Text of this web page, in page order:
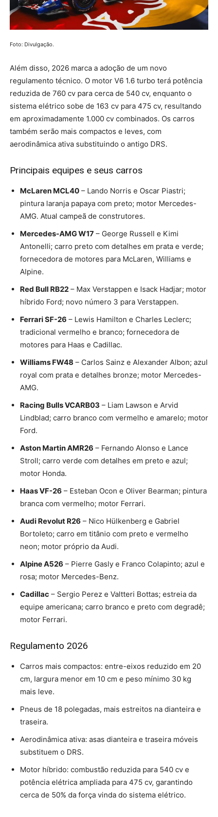
Foto: Divulgação.
Além disso, 2026 marca a adoção de um novo
regulamento técnico. O motor V6 1.6 turbo terá potência
reduzida de 760 cv para cerca de 540 cv, enquanto o
sistema elétrico sobe de 163 cv para 475 cv, resultando
em aproximadamente 1.000 cv combinados. Os carros
também serão mais compactos e leves, com
aerodinâmica ativa substituindo o antigo DRS.
Principais equipes e seus carros
McLaren MCL40 – Lando Norris e Oscar Piastri;
pintura laranja papaya com preto; motor Mercedes-
AMG. Atual campeã de construtores.
Mercedes-AMG W17 – George Russell e Kimi
Antonelli; carro preto com detalhes em prata e verde;
fornecedora de motores para McLaren, Williams e
Alpine.
Red Bull RB22 – Max Verstappen e Isack Hadjar; motor
híbrido Ford; novo número 3 para Verstappen.
Ferrari SF-26 – Lewis Hamilton e Charles Leclerc;
tradicional vermelho e branco; fornecedora de
motores para Haas e Cadillac.
Williams FW48 – Carlos Sainz e Alexander Albon; azul
royal com prata e detalhes bronze; motor Mercedes-
AMG.
Racing Bulls VCARB03 – Liam Lawson e Arvid
Lindblad; carro branco com vermelho e amarelo; motor
Ford.
Aston Martin AMR26 – Fernando Alonso e Lance
Stroll; carro verde com detalhes em preto e azul;
motor Honda.
Haas VF-26 – Esteban Ocon e Oliver Bearman; pintura
branca com vermelho; motor Ferrari.
Audi Revolut R26 – Nico Hülkenberg e Gabriel
Bortoleto; carro em titânio com preto e vermelho
neon; motor próprio da Audi.
Alpine A526 – Pierre Gasly e Franco Colapinto; azul e
rosa; motor Mercedes-Benz.
Cadillac – Sergio Perez e Valtteri Bottas; estreia da
equipe americana; carro branco e preto com degradê;
motor Ferrari.
Regulamento 2026
Carros mais compactos: entre-eixos reduzido em 20
cm, largura menor em 10 cm e peso mínimo 30 kg
mais leve.
Pneus de 18 polegadas, mais estreitos na dianteira e
traseira.
Aerodinâmica ativa: asas dianteira e traseira móveis
substituem o DRS.
Motor híbrido: combustão reduzida para 540 cv e
potência elétrica ampliada para 475 cv, garantindo
cerca de 50% da força vinda do sistema elétrico.